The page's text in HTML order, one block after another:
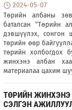
2024-05-07
Төрийн албаны
баталсан “Төрийн
дэвшүүлэх, сонгон
төрийн өөр
төрийн холбогдох
жинхэнэ албан
материалаа цахим
ТӨРИЙН
СЭЛГЭН